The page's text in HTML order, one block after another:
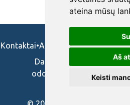
ateina mūsų
Aš
Keisti
Kontaktai•Apie mus•Naudojimosi
Darbo skelbimai ir
odontologams,